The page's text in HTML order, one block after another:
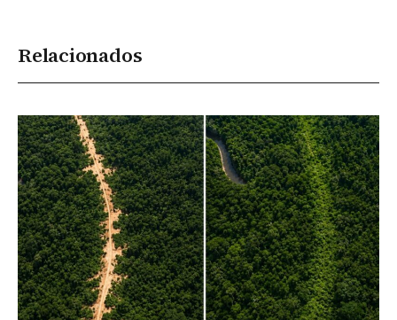
Relacionados